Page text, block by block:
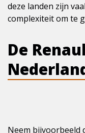
deze landen zijn
complexiteit om te
De
Neem bijvoorbeeld